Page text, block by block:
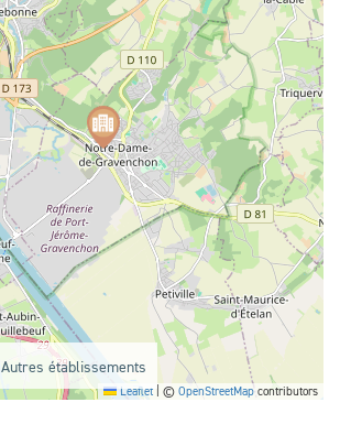
Autres établissements
Leaflet © OpenStreetMap contributors